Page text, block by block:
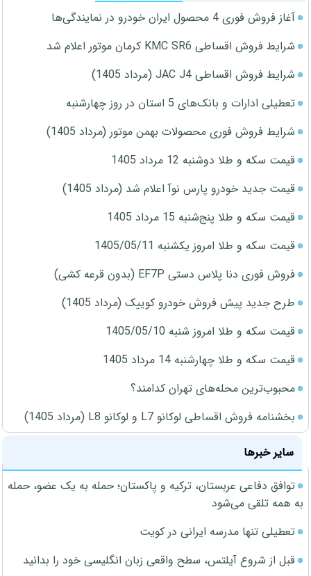
آغاز فروش فوری 4 محصول ایران خودرو در نمایندگی‌ها
شرایط فروش اقساطی KMC SR6 کرمان موتور اعلام شد
شرایط فروش اقساطی JAC J4 (مرداد 1405)
تعطیلی ادارات و بانک‌های 5 استان در روز چهارشنبه
شرایط فروش فوری محصولات بهمن موتور (مرداد 1405)
قیمت سکه و طلا دوشنبه 12 مرداد 1405
قیمت جدید خودرو پارس نوآ اعلام شد (مرداد 1405)
قیمت سکه و طلا پنج‌شنبه 15 مرداد 1405
قیمت سکه و طلا امروز یکشنبه 1405/05/11
فروش فوری دنا پلاس دستی EF7P (بدون قرعه کشی)
طرح جدید پیش فروش خودرو کوییک (مرداد 1405)
قیمت سکه و طلا امروز شنبه 1405/05/10
قیمت سکه و طلا چهارشنبه 14 مرداد 1405
محبوب‌ترین محله‌های تهران کدامند؟
بخشنامه فروش اقساطی لوکانو L7 و لوکانو L8 (مرداد 1405)
سایر خبرها
توافق دفاعی عربستان، ترکیه و پاکستان؛ حمله به یک عضو، حمله
به همه تلقی می‌شود
تعطیلی تنها مدرسه ایرانی در کویت
قبل از شروع آیلتس، سطح واقعی زبان انگلیسی خود را بدانید